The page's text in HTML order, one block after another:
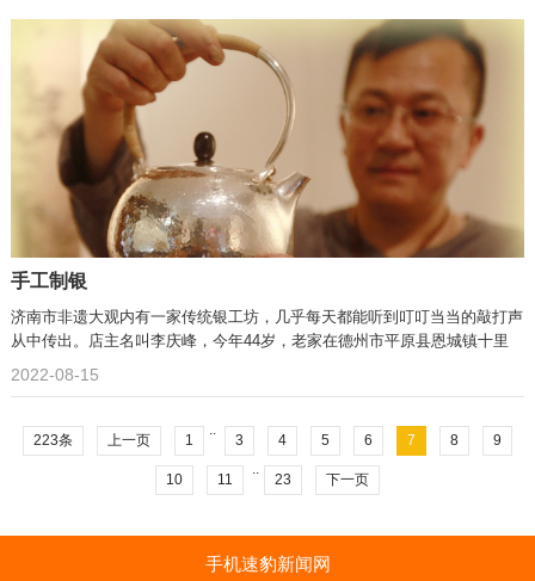
手工制银
济南市非遗大观内有一家传统银工坊，几乎每天都能听到叮叮当当的敲打声
从中传出。店主名叫李庆峰，今年44岁，老家在德州市平原县恩城镇十里
2022-08-15
223条 上一页 1
..
3 4 5 6 7 8 9
10 11
..
23 下一页
手机速豹新闻网